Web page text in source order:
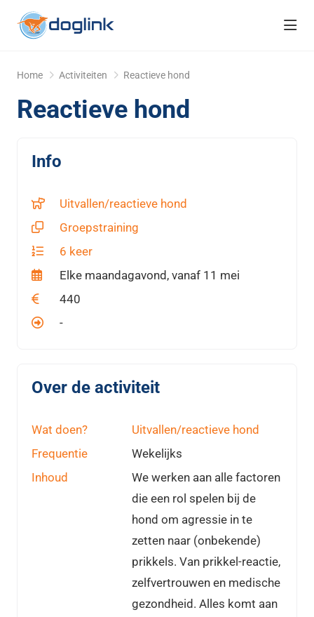
Home Activiteiten Reactieve hond
Reactieve hond
Info
Uitvallen/reactieve hond
Groepstraining
6 keer
Elke maandagavond, vanaf 11 mei
440
-
Over de activiteit
Wat doen?
Uitvallen/reactieve hond
Frequentie
Wekelijks
Inhoud
We werken aan alle factoren
die een rol spelen bij de
hond om agressie in te
zetten naar (onbekende)
prikkels. Van prikkel-reactie,
zelfvertrouwen en medische
gezondheid. Alles komt aan